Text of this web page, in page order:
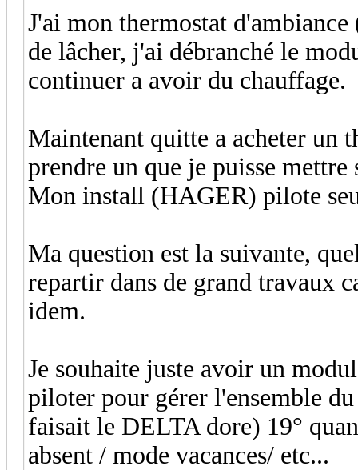
J'ai mon thermostat
de lâcher, j'ai débranché le
continuer a avoir du chauffage.
Maintenant quitte a acheter un
prendre un que je puisse
Mon install (HAGER) pilote
Ma question est la suivante,
repartir dans de grand travaux
idem.
Je souhaite juste avoir un
piloter pour gérer l'ensemble
faisait le DELTA dore) 19°
absent / mode vacances/ etc...